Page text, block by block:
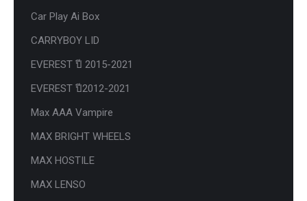
Car Play Ai Box
CARRYBOY LID
EVEREST ปี 2015-2021
EVEREST ปี2012-2021
Max AAA Vampire
MAX BRIGHT WHEELS
MAX HOSTILE
MAX LENSO